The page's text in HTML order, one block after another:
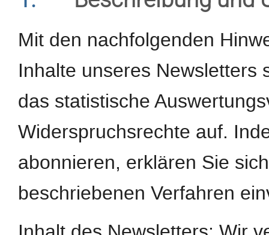
Mit den nachfolgenden
Inhalte unseres Newsletters
das statistische
Widerspruchsrechte auf.
abonnieren, erklären Sie
beschriebenen Verfahren